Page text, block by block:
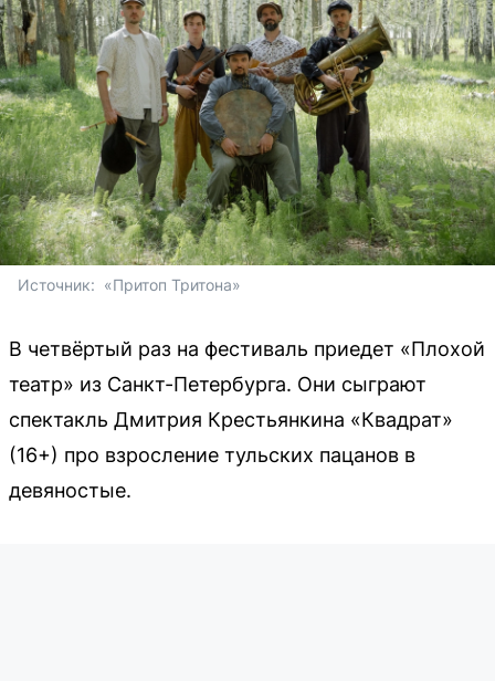
Источник: «Притоп Тритона»
В четвёртый раз на фестиваль приедет «Плохой
театр» из Санкт-Петербурга. Они сыграют
спектакль Дмитрия Крестьянкина «Квадрат»
(16+) про взросление тульских пацанов в
девяностые.